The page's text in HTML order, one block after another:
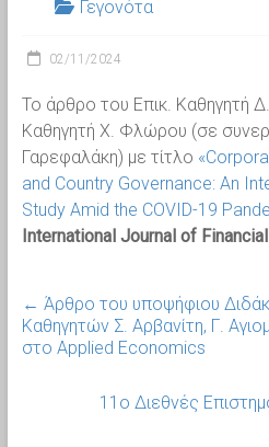
Γεγονότα
02/11/2024
Το άρθρο του Επικ. Καθηγητή
Καθηγητή Χ. Φλώρου (σε
Γαρεφαλάκη) με τίτλο
and Country Governance: An
Study Amid the COVID-19
International Journal of
← Άρθρο του υποψήφιου
Καθηγητών Σ. Αρβανίτη, Γ.
στο Applied Economics
11o Διεθνές